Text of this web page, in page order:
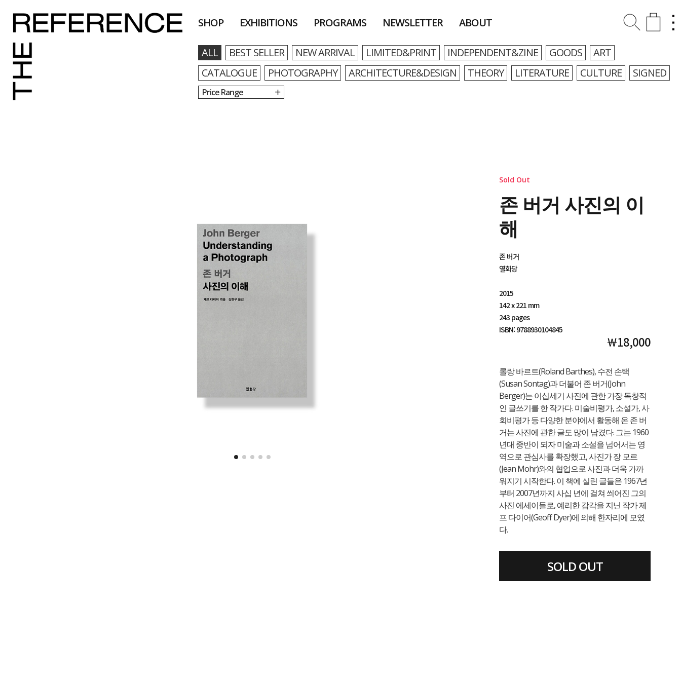
SHOP EXHIBITIONS PROGRAMS NEWSLETTER ABOUT
ALL BEST SELLER NEW ARRIVAL LIMITED&PRINT INDEPENDENT&ZINE GOODS
ART
CATALOGUE
PHOTOGRAPHY ARCHITECTURE&DESIGN THEORY LITERATURE CULTURE SIGNED
Price Range
Sold Out
존 버거 사진의 이
해
존 버거
열화당
2015
142 x 221 mm
243 pages
ISBN: 9788930104845
￦18,000
롤랑 바르트(Roland Barthes), 수전 손택
(Susan Sontag)과 더불어 존 버거(John
Berger)는 이십세기 사진에 관한 가장 독창적
인 글쓰기를 한 작가다. 미술비평가, 소설가, 사
회비평가 등 다양한 분야에서 활동해 온 존 버
거는 사진에 관한 글도 많이 남겼다. 그는 1960
년대 중반이 되자 미술과 소설을 넘어서는 영
역으로 관심사를 확장했고, 사진가 장 모르
(Jean Mohr)와의 협업으로 사진과 더욱 가까
워지기 시작한다. 이 책에 실린 글들은 1967년
부터 2007년까지 사십 년에 걸쳐 씌어진 그의
사진 에세이들로, 예리한 감각을 지닌 작가 제
프 다이어(Geoff Dyer)에 의해 한자리에 모였
다.
SOLD OUT